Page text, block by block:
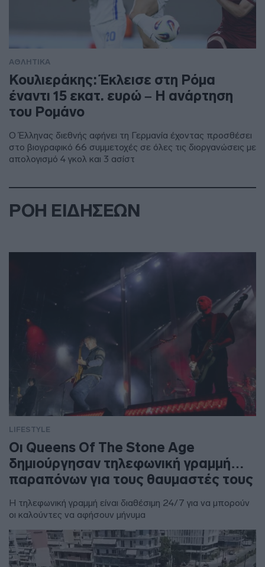
ΑΘΛΗΤΙΚΑ
Κουλιεράκης: Έκλεισε στη Ρόμα
έναντι 15 εκατ. ευρώ – Η ανάρτηση
του Ρομάνο
Ο Έλληνας διεθνής αφήνει τη Γερμανία έχοντας προσθέσει
στο βιογραφικό 66 συμμετοχές σε όλες τις διοργανώσεις με
απολογισμό 4 γκολ και 3 ασίστ
ΡΟΗ ΕΙΔΗΣΕΩΝ
LIFESTYLE
Οι Queens Of The Stone Age
δημιούργησαν τηλεφωνική γραμμή…
παραπόνων για τους θαυμαστές τους
Η τηλεφωνική γραμμή είναι διαθέσιμη 24/7 για να μπορούν
οι καλούντες να αφήσουν μήνυμα